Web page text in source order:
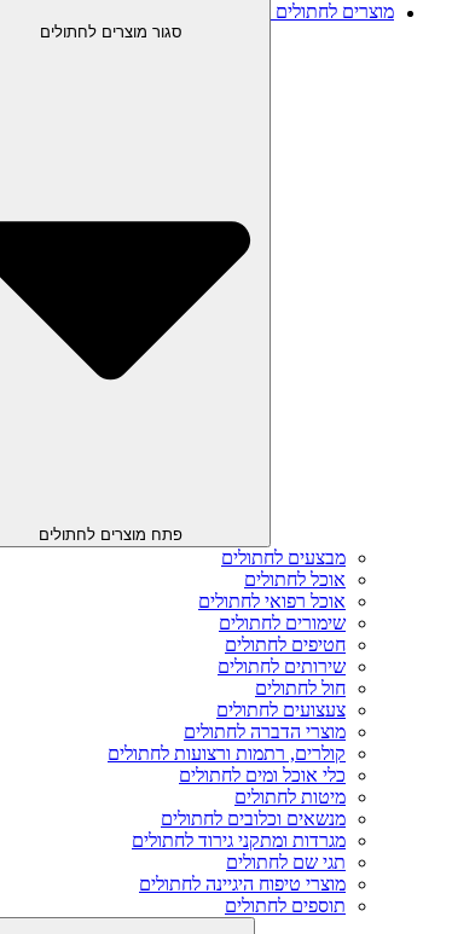
מוצרים לחתולים
סגור מוצרים לחתולים
פתח מוצרים לחתולים
מבצעים לחתולים
אוכל לחתולים
אוכל רפואי לחתולים
שימורים לחתולים
חטיפים לחתולים
שירותים לחתולים
חול לחתולים
צעצועים לחתולים
מוצרי הדברה לחתולים
קולרים, רתמות ורצועות לחתולים
כלי אוכל ומים לחתולים
מיטות לחתולים
מנשאים וכלובים לחתולים
מגרדות ומתקני גירוד לחתולים
תגי שם לחתולים
מוצרי טיפוח היגיינה לחתולים
תוספים לחתולים